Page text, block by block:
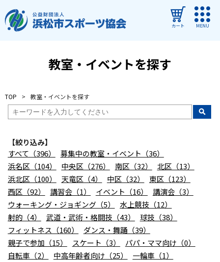
カート MENU
ご利用ガイド
協会について
管理施設
教室・イベントからのお知らせ
浜松市民スポーツ祭
お知らせ
個人情報の取り扱いに関する基本方針 特定商取引法に基づく表記サイトマップ
教室・イベントを探す
TOP 教室・イベントを探す
【絞り込み】
すべて（396）
募集中の教室・イベント（36）
浜名区（104）
中央区（276） 南区（32）
北区（13）
浜北区（100）
天竜区（4） 中区（32）
東区（123）
西区（92）
講習会（1） イベント（16）
講演会（3）
ウォーキング・ジョギング（5）
水上競技（12）
射的（4）
武道・武術・格闘技（43）
球技（38）
フィットネス（160）
ダンス・舞踊（39）
親子で参加（15）
スケート（3）
パパ・ママ向け（0）
自転車（2）
中高年齢者向け（25）
一輪車（1）